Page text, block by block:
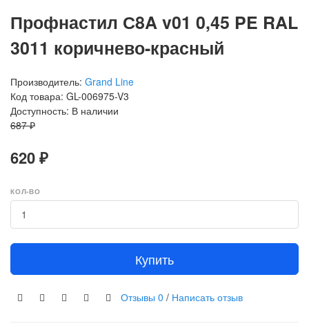
Профнастил С8A v01 0,45 PE RAL
3011 коричнево-красный
Производитель: Grand Line
Код товара: GL-006975-V3
Доступность: В наличии
687 ₽
620 ₽
КОЛ-ВО
Купить
Отзывы 0 / Написать отзыв